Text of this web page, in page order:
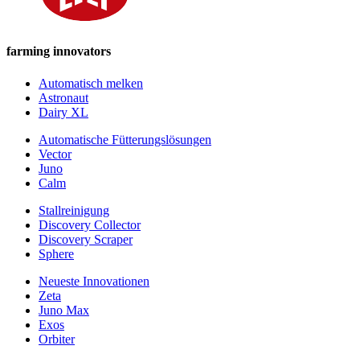
farming innovators
Automatisch melken
Astronaut
Dairy XL
Automatische Fütterungslösungen
Vector
Juno
Calm
Stallreinigung
Discovery Collector
Discovery Scraper
Sphere
Neueste Innovationen
Zeta
Juno Max
Exos
Orbiter